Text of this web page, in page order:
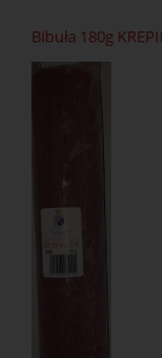
Bibuła 180g